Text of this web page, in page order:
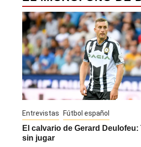
Entrevistas Fútbol español
El calvario de Gerard Deulofeu:
sin jugar